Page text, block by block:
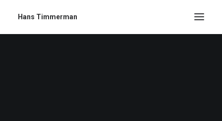
Hans Timmerman